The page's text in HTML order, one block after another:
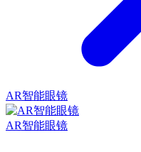
AR智能眼镜
AR智能眼镜